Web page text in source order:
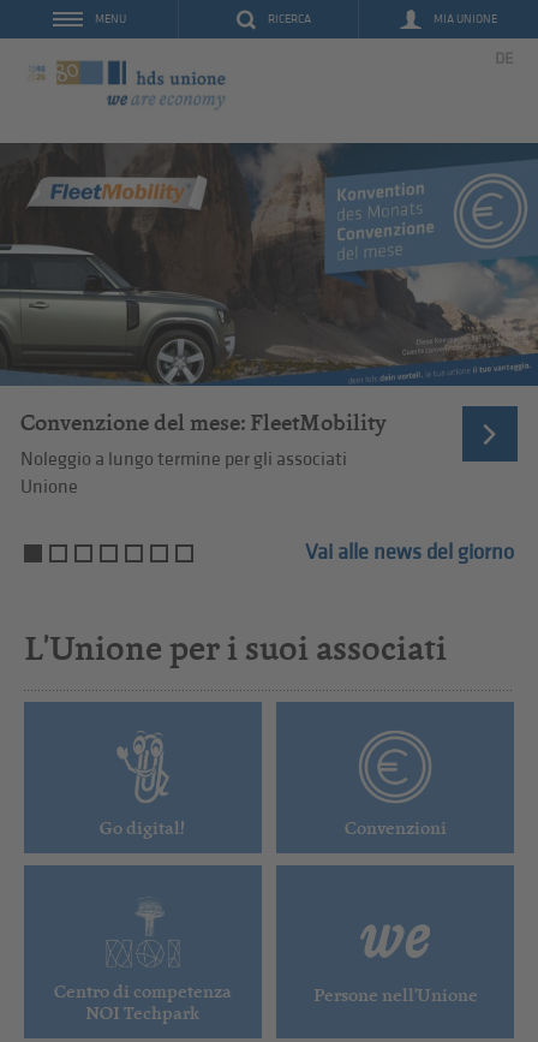
RICERCA MIA UNIONE
MENU
DE
Convenzione del mese: FleetMobility
Noleggio a lungo termine per gli associati
Unione
Vai alle news del giorno
L'Unione per i suoi associati
Go digital! Convenzioni
Centro di competenza
NOI Techpark
Persone nell'Unione